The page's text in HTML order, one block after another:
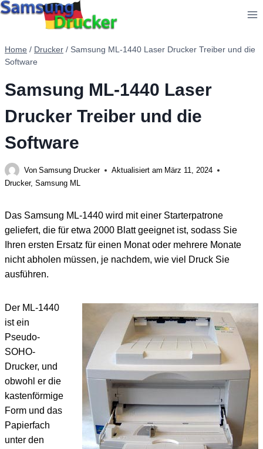
Zum
Home / Drucker / Samsung ML-1440 Laser Drucker Treiber und die
Software
Samsung ML-1440 Laser
Drucker Treiber und die
Software
Von Samsung Drucker Aktualisiert am März 11, 2024
Drucker, Samsung ML
Das Samsung ML-1440 wird mit einer Starterpatrone
geliefert, die für etwa 2000 Blatt geeignet ist, sodass Sie
Ihren ersten Ersatz für einen Monat oder mehrere Monate
nicht abholen müssen, je nachdem, wie viel Druck Sie
ausführen.
Der ML-1440
ist ein
Pseudo-
SOHO-
Drucker, und
obwohl er die
kastenförmige
Form und das
Papierfach
unter den